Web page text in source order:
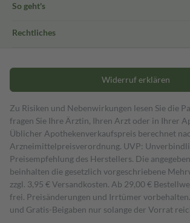
So geht's
Rechtliches
Widerruf erklären
Zu Risiken und Nebenwirkungen lesen Sie die
fragen Sie Ihre Ärztin, Ihren Arzt oder in Ihrer
Üblicher Apothekenverkaufspreis berechnet
Arzneimittelpreisverordnung. UVP:
Preisempfehlung des Herstellers. Die
beinhalten die gesetzlich vorgeschriebene
zzgl. 3,95 € Versandkosten. Ab 29,00 €
frei. Preisänderungen und Irrtümer
und Gratis-Beigaben nur solange der Vorrat